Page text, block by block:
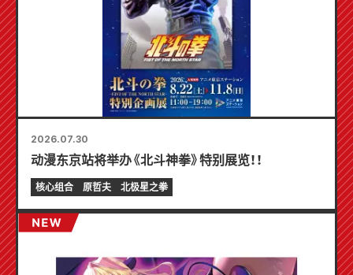
2026.07.30
动漫东京站将举办《北斗神拳》特别展览！！
核心组合 原哲夫 北极星之拳